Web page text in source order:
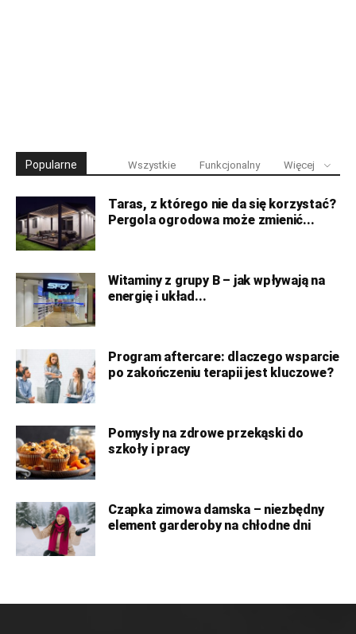
Popularne Wszystkie Funkcjonalny Więcej
Taras, z którego nie da się korzystać?
Pergola ogrodowa może zmienić...
Witaminy z grupy B – jak wpływają na
energię i układ...
Program aftercare: dlaczego wsparcie
po zakończeniu terapii jest kluczowe?
Pomysły na zdrowe przekąski do
szkoły i pracy
Czapka zimowa damska – niezbędny
element garderoby na chłodne dni